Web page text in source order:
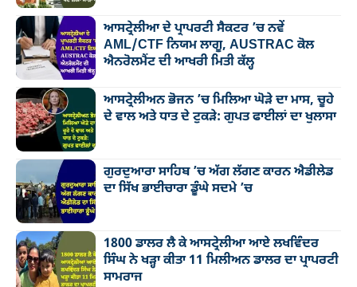
ਆਸਟ੍ਰੇਲੀਆ ਦੇ ਪ੍ਰਾਪਰਟੀ ਸੈਕਟਰ ’ਚ ਨਵੇਂ
AML/CTF ਨਿਯਮ ਲਾਗੂ, AUSTRAC ਕੋਲ
ਐਨਰੋਲਮੈਂਟ ਦੀ ਆਖਰੀ ਮਿਤੀ ਕੱਲ੍ਹ
ਆਸਟ੍ਰੇਲੀਅਨ ਭੋਜਨ ’ਚ ਮਿਲਿਆ ਘੋੜੇ ਦਾ ਮਾਸ, ਚੂਹੇ
ਦੇ ਵਾਲ ਅਤੇ ਧਾਤ ਦੇ ਟੁਕੜੇ: ਗੁਪਤ ਫਾਈਲਾਂ ਦਾ ਖੁਲਾਸਾ
ਗੁਰਦੁਆਰਾ ਸਾਹਿਬ ’ਚ ਅੱਗ ਲੱਗਣ ਕਾਰਨ ਐਡੀਲੇਡ
ਦਾ ਸਿੱਖ ਭਾਈਚਾਰਾ ਡੂੰਘੇ ਸਦਮੇ ’ਚ
1800 ਡਾਲਰ ਲੈ ਕੇ ਆਸਟ੍ਰੇਲੀਆ ਆਏ ਲਖਵਿੰਦਰ
ਸਿੰਘ ਨੇ ਖੜ੍ਹਾ ਕੀਤਾ 11 ਮਿਲੀਅਨ ਡਾਲਰ ਦਾ ਪ੍ਰਾਪਰਟੀ
ਸਾਮਰਾਜ